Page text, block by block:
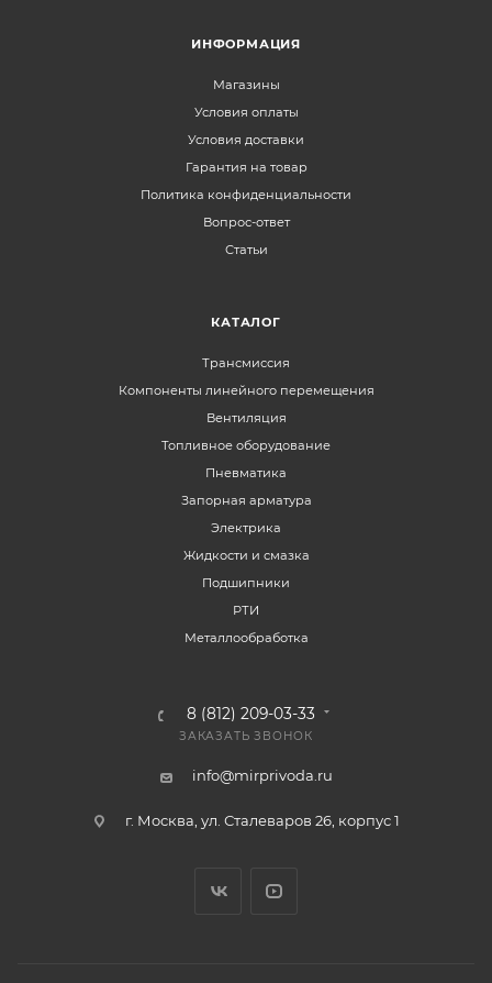
ИНФОРМАЦИЯ
Магазины
Условия оплаты
Условия доставки
Гарантия на товар
Политика конфиденциальности
Вопрос-ответ
Статьи
КАТАЛОГ
Трансмиссия
Компоненты линейного перемещения
Вентиляция
Топливное оборудование
Пневматика
Запорная арматура
Электрика
Жидкости и смазка
Подшипники
РТИ
Металлообработка
8 (812) 209-03-33
ЗАКАЗАТЬ ЗВОНОК
info@mirprivoda.ru
г. Москва, ул. Сталеваров 26, корпус 1